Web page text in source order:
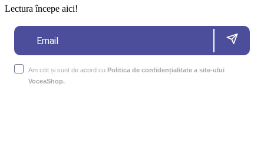
Lectura începe aici!
Am citit și sunt de acord cu Politica de confidențialitate a site-ului
VoceaShop.